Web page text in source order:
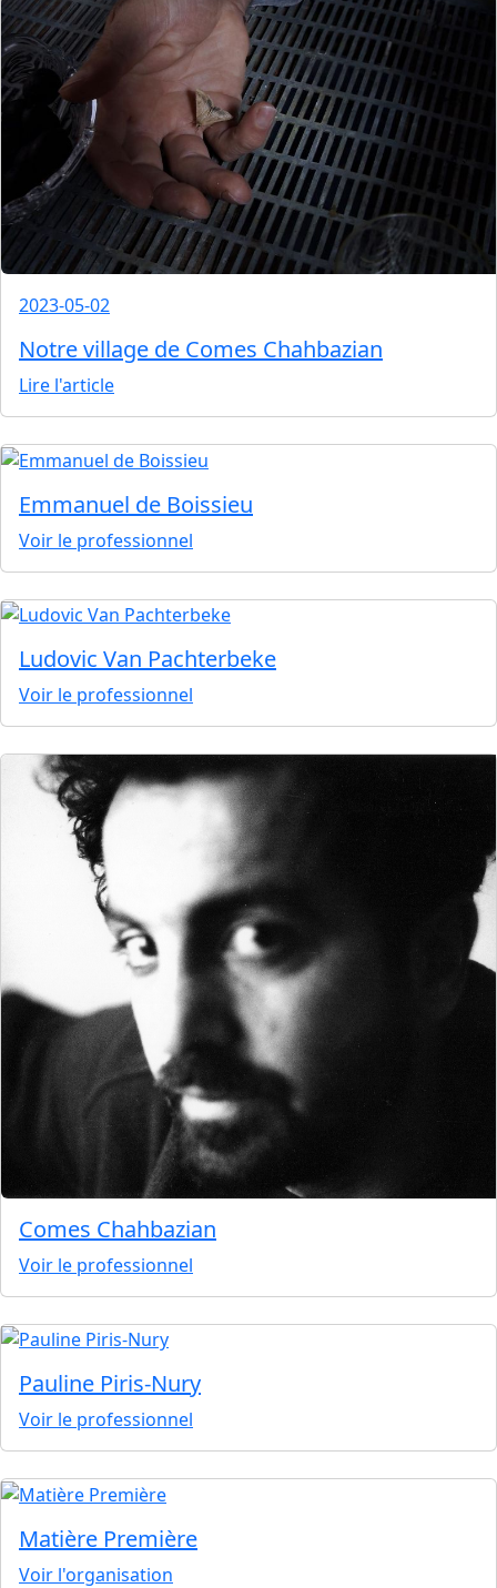
2023-05-02
Notre village de Comes Chahbazian
Lire l'article
Emmanuel de Boissieu
Voir le professionnel
Ludovic Van Pachterbeke
Voir le professionnel
Comes Chahbazian
Voir le professionnel
Pauline Piris-Nury
Voir le professionnel
Matière Première
Voir l'organisation